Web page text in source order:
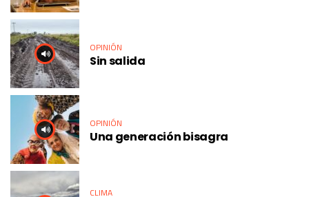
OPINIÓN
Sin salida
OPINIÓN
Una generación bisagra
CLIMA